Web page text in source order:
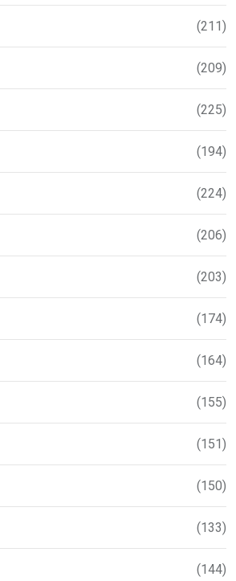
(211)
(209)
(225)
(194)
(224)
(206)
(203)
(174)
(164)
(155)
(151)
(150)
(133)
(144)